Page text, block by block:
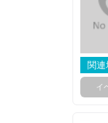
関
イ